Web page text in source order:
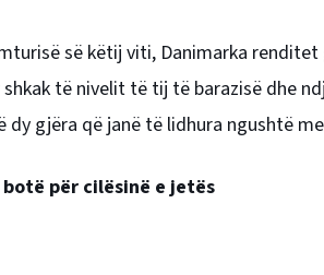
së këtij viti, Danimarka
të nivelit të tij të barazisë dhe
dy gjëra që janë të lidhura ngushtë
për cilësinë e jetës